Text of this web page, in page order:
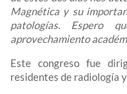
Magnética y su
patologías. Espero
aprovechamiento
Este congreso fue
residentes de radiología